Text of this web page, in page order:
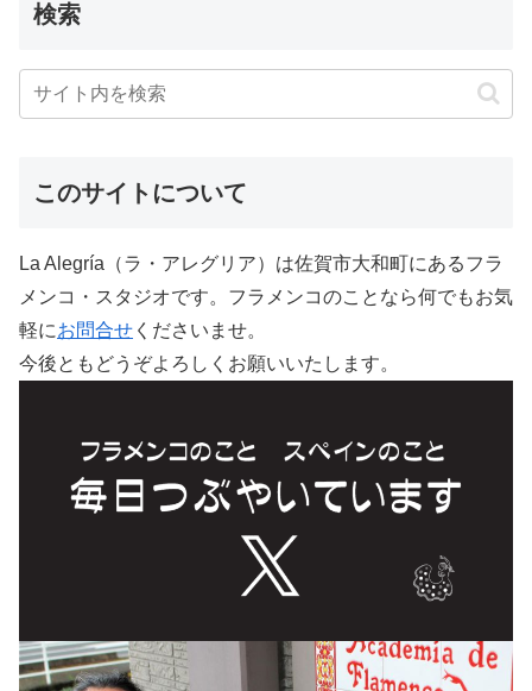
検索
このサイトについて
La Alegría（ラ・アレグリア）は佐賀市大和町にあるフラ
メンコ・スタジオです。フラメンコのことなら何でもお気
軽にお問合せ くださいませ。
今後ともどうぞよろしくお願いいたします。